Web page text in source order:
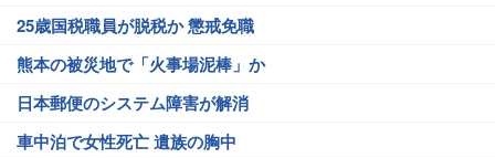
25歳国税職員が脱税か 懲戒免職
熊本の被災地で「火事場泥棒」か
日本郵便のシステム障害が解消
車中泊で女性死亡 遺族の胸中